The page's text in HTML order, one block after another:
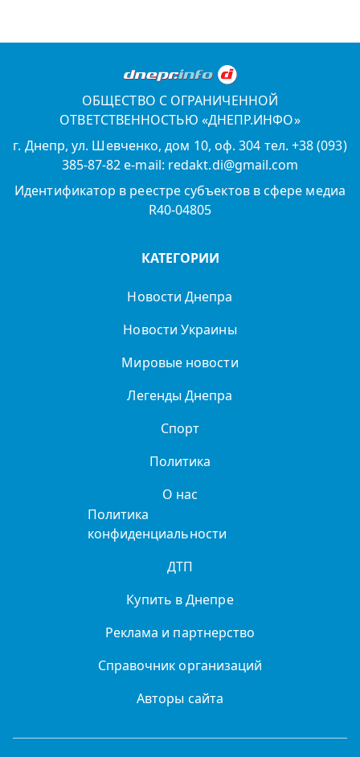
ОБЩЕСТВО С ОГРАНИЧЕННОЙ
ОТВЕТСТВЕННОСТЬЮ «ДНЕПР.ИНФО»
г. Днепр, ул. Шевченко, дом 10, оф. 304 тел. +38 (093)
385-87-82 e-mail: redakt.di@gmail.com
Идентификатор в реестре субъектов в сфере медиа
R40-04805
КАТЕГОРИИ
Новости Днепра
Новости Украины
Мировые новости
Легенды Днепра
Спорт
Политика
О нас
Политика
конфиденциальности
ДТП
Купить в Днепре
Реклама и партнерство
Справочник организаций
Авторы сайта